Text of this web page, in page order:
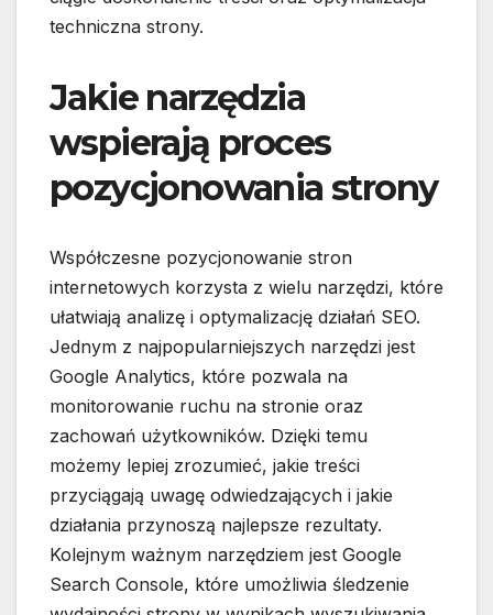
techniczna strony.
Jakie narzędzia
wspierają proces
pozycjonowania strony
Współczesne pozycjonowanie stron
internetowych korzysta z wielu narzędzi, które
ułatwiają analizę i optymalizację działań SEO.
Jednym z najpopularniejszych narzędzi jest
Google Analytics, które pozwala na
monitorowanie ruchu na stronie oraz
zachowań użytkowników. Dzięki temu
możemy lepiej zrozumieć, jakie treści
przyciągają uwagę odwiedzających i jakie
działania przynoszą najlepsze rezultaty.
Kolejnym ważnym narzędziem jest Google
Search Console, które umożliwia śledzenie